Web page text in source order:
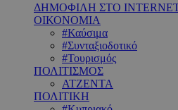
ΔΗΜΟΦΙΛΗ ΣΤΟ
ΟΙΚΟΝΟΜΙΑ
#Καύσιμα
#Συνταξιοδοτικό
#Τουρισμός
ΠΟΛΙΤΙΣΜΟΣ
ΑΤΖΕΝΤΑ
ΠΟΛΙΤΙΚΗ